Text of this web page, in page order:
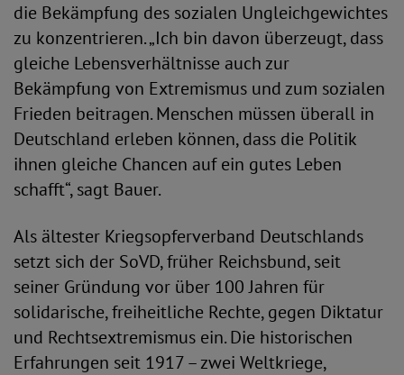
die Bekämpfung des sozialen Ungleichgewichtes
zu konzentrieren. „Ich bin davon überzeugt, dass
gleiche Lebensverhältnisse auch zur
Bekämpfung von Extremismus und zum sozialen
Frieden beitragen. Menschen müssen überall in
Deutschland erleben können, dass die Politik
ihnen gleiche Chancen auf ein gutes Leben
schafft“, sagt Bauer.
Als ältester Kriegsopferverband Deutschlands
setzt sich der SoVD, früher Reichsbund, seit
seiner Gründung vor über 100 Jahren für
solidarische, freiheitliche Rechte, gegen Diktatur
und Rechtsextremismus ein. Die historischen
Erfahrungen seit 1917 – zwei Weltkriege,